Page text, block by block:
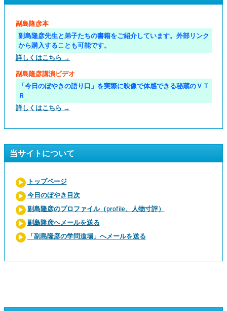
副島隆彦本
副島隆彦先生と弟子たちの書籍をご紹介しています。外部リンク
から購入することも可能です。
詳しくはこちら →
副島隆彦講演ビデオ
「今日のぼやきの語り口」を実際に映像で体感できる秘蔵のＶＴ
Ｒ
詳しくはこちら →
当サイトについて
トップページ
今日のぼやき目次
副島隆彦のプロファイル（profile、人物寸評）
副島隆彦へメールを送る
「副島隆彦の学問道場」へメールを送る